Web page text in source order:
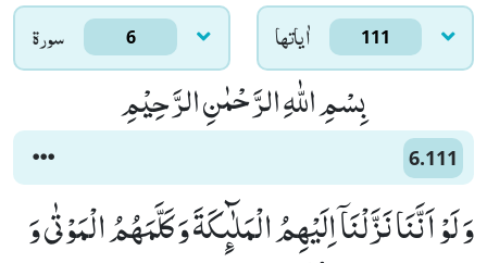
سورۃ 6 اٰياتها 111
بِسْمِ اللّٰهِ الرَّحْمٰنِ الرَّحِیْمِ
6.111
وَ لَوْ اَنَّنَا نَزَّلْنَاۤ اِلَیْهِمُ الْمَلٰٓىٕكَةَ وَ كَلَّمَهُمُ الْمَوْتٰى وَ